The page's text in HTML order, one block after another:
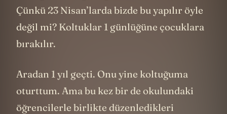
Çünkü 23 Nisan’larda bizde bu yapılır öyle
değil mi? Koltuklar 1 günlüğüne çocuklara
bırakılır.
Aradan 1 yıl geçti. Onu yine koltuğuma
oturttum. Ama bu kez bir de okulundaki
öğrencilerle birlikte düzenledikleri